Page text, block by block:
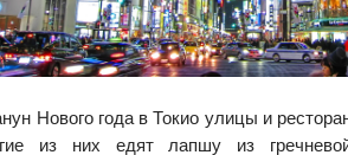
Нового года в Токио улицы и
из них едят лапшу из